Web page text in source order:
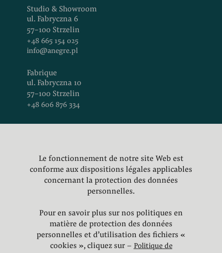
Le fonctionnement de notre site Web est
conforme aux dispositions légales applicables
concernant la protection des données
personnelles.
Pour en savoir plus sur nos politiques en
matière de protection des données
personnelles et d’utilisation des fichiers «
cookies », cliquez sur – Politique de
Studio & Showroom
ul. Fabryczna 6
57-100 Strzelin
+48 665 154 025
info@anegre.pl
Fabrique
ul. Fabryczna 10
57-100 Strzelin
+48 606 876 334
Facebook
Instagram
LinkedIn
Politique de
confidentialité